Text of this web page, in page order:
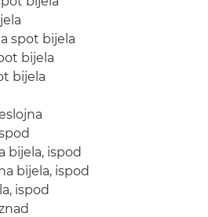
spot bijela
bijela
bijela
bijela, ispod
bijela, ispod
ispod